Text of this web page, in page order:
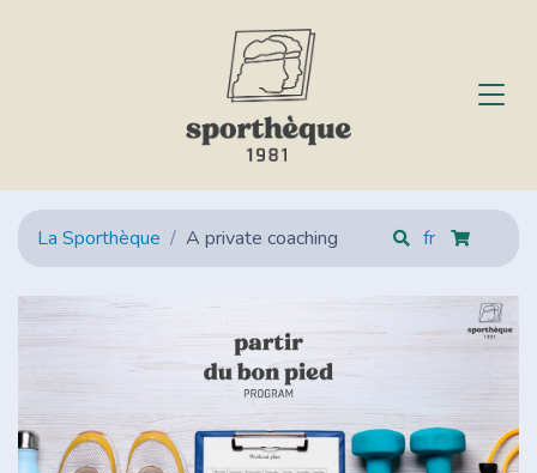
La Sporthèque A private coaching fr